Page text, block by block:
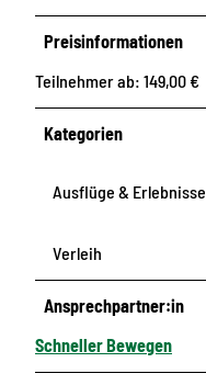
r
b
r
f
t
z
u
n
Preisinformationen
Teilnehmer ab: 149,00 €
Kategorien
Ausflüge & Erlebnisse
Verleih
Ansprechpartner:in
Schneller Bewegen